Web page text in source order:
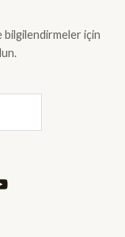
bilgilendirmeler için